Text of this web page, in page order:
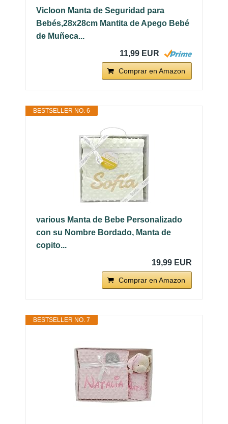
Vicloon Manta de Seguridad para
Bebés,28x28cm Mantita de Apego Bebé
de Muñeca...
11,99 EUR
Comprar en Amazon
BESTSELLER NO. 6
various Manta de Bebe Personalizado
con su Nombre Bordado, Manta de
copito...
19,99 EUR
Comprar en Amazon
BESTSELLER NO. 7